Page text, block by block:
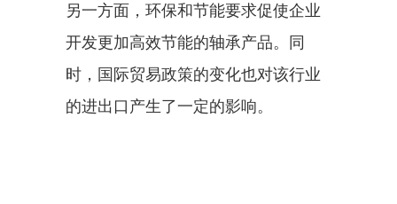
另一方面，环保和节能要求促使企业
开发更加高效节能的轴承产品。同
时，国际贸易政策的变化也对该行业
的进出口产生了一定的影响。